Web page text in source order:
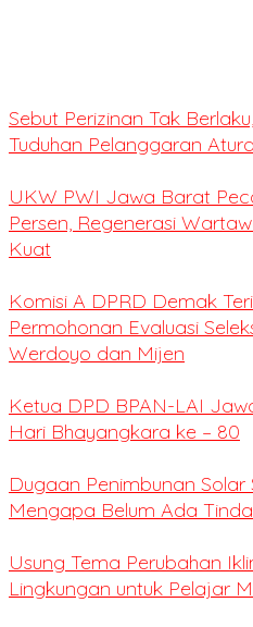
Sebut Perizinan Tak
Tuduhan Pelanggaran
UKW PWI Jawa Barat
Persen, Regenerasi
Kuat
Komisi A DPRD Demak
Permohonan Evaluasi
Werdoyo dan Mijen
Ketua DPD BPAN-LAI
Hari Bhayangkara ke – 80
Dugaan Penimbunan Solar
Mengapa Belum Ada
Usung Tema Perubahan
Lingkungan untuk Pelajar